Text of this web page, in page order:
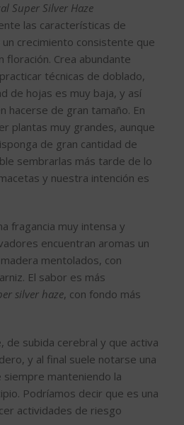
Super Silver Haze
las características de
crecimiento consistente que
floración. Crea abundante
técnicas de doblado,
de hojas es muy baja, y así
hacerse de gran tamaño. En
plantas muy grandes, aunque
de gran cantidad de
sembrarlas más tarde de lo
y nuestra intención es
fragancia muy intensa y
encuentran aromas un
mentolados, con
El sabor es más
silver haze, con fondo más
de subida cerebral y que activa
y al final suele notarse una
siempre manteniendo la
Podríamos decir que es una
actividades de riesgo